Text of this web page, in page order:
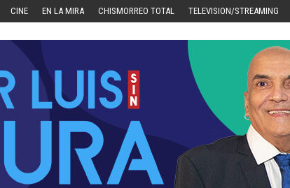
CINE EN LA MIRA CHISMORREO TOTAL TELEVISION/STREAMING